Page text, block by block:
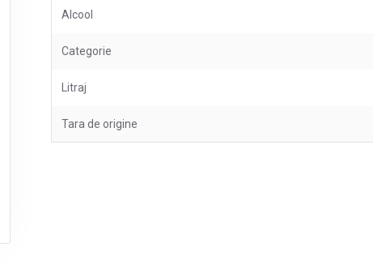
Alcool
Categorie
Litraj
Tara de origine